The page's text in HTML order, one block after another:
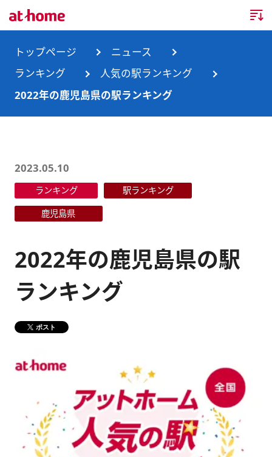
トップページ
企業情報
事業所・グループ会社
サステナビリティ
健康経営
ランキング
メディア掲載情報
不動産業務支援サービス
障がい者採用情報
トップページ
ニュース
ランキング
人気の駅ランキング
2022年の鹿児島県の駅ランキング
2023.05.10
ランキング
駅ランキング
鹿児島県
2022年の鹿児島県の駅
ランキング
ポスト